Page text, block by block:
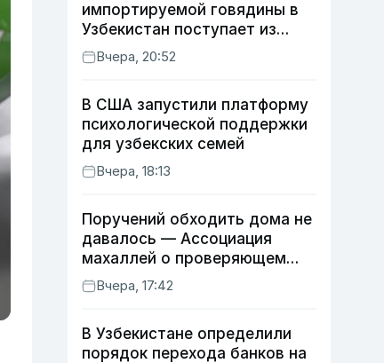
импортируемой говядины в
Узбекистан поступает из
Индии
Вчера, 20:52
В США запустили платформу
психологической поддержки
для узбекских семей
Вчера, 18:13
Поручений обходить дома не
давалось — Ассоциация
махаллей о проверяющем
хокиме
Вчера, 17:42
В Узбекистане определили
порядок перехода банков на